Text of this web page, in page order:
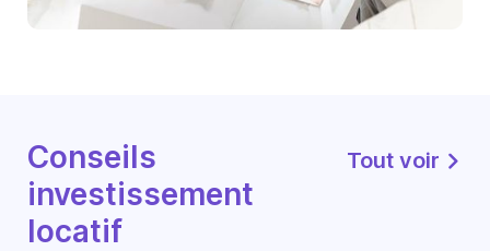
Conseils
investissement
locatif
Tout voir